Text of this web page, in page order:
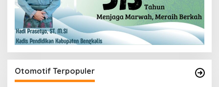
Otomotif Terpopuler